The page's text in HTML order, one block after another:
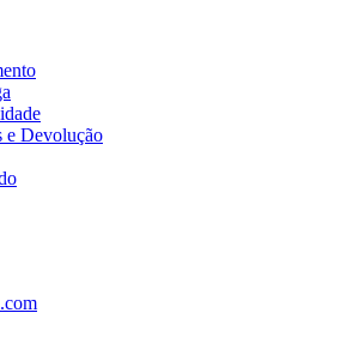
e Devolução